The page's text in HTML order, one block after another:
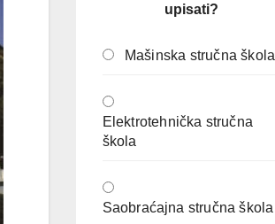
upisati?
Mašinska stručna škola
Elektrotehnička stručna
škola
Saobraćajna stručna škola